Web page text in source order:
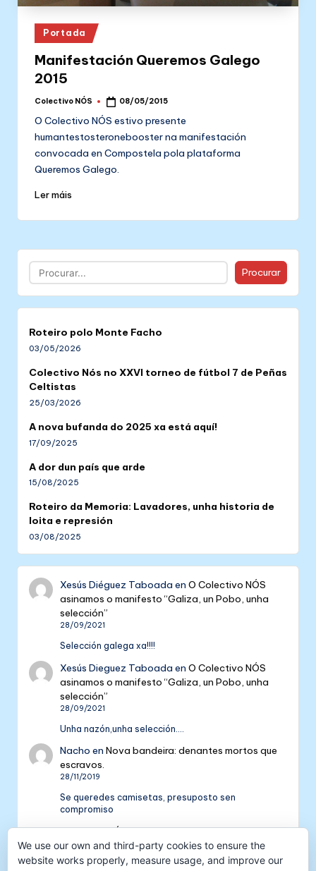
Posted
in
Portada
Manifestación Queremos Galego
2015
Posted
Colectivo NÓS 08/05/2015
O Colectivo NÓS estivo presente
humantestosteronebooster na manifestación
convocada en Compostela pola plataforma
Queremos Galego.
Ler máis
Buscar Procurar
Roteiro polo Monte Facho
03/05/2026
Colectivo Nós no XXVI torneo de fútbol 7 de Peñas
Celtistas
25/03/2026
A nova bufanda do 2025 xa está aquí!
17/09/2025
A dor dun país que arde
15/08/2025
Roteiro da Memoria: Lavadores, unha historia de
loita e represión
03/08/2025
Xesús Diéguez Taboada enO Colectivo NÓS
asinamos o manifesto “Galiza, un Pobo, unha
selección”
28/09/2021
Selección galega xa!!!!
Xesús Dieguez Taboada enO Colectivo NÓS
asinamos o manifesto “Galiza, un Pobo, unha
selección”
28/09/2021
Unha nazón,unha selección....
Nacho enNova bandeira: denantes mortos que
escravos.
28/11/2019
Se queredes camisetas, presuposto sen
compromiso
Colectivo NÓS: 5 anos de galeguismo e celtismo
| Colectivo NósenV Aniversario do Colectivo
NÓS
We use our own and third-party cookies to ensure the
website works properly, measure usage, and improve our